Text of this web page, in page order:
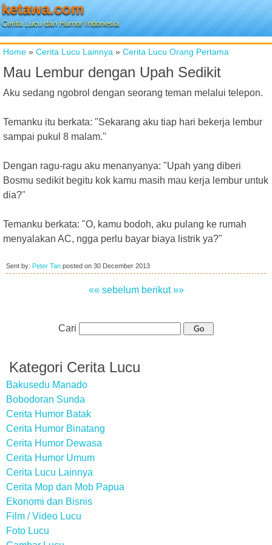
ketawa.com
Cerita Lucu dan Humor Indonesia
Home » Cerita Lucu Lainnya » Cerita Lucu Orang Pertama
Mau Lembur dengan Upah Sedikit
Aku sedang ngobrol dengan seorang teman melalui telepon.
Temanku itu berkata: "Sekarang aku tiap hari bekerja lembur
sampai pukul 8 malam."
Dengan ragu-ragu aku menanyanya: "Upah yang diberi
Bosmu sedikit begitu kok kamu masih mau kerja lembur untuk
dia?"
Temanku berkata: "O, kamu bodoh, aku pulang ke rumah
menyalakan AC, ngga perlu bayar biaya listrik ya?"
Sent by: Peter Tan posted on 30 December 2013
«« sebelum berikut »»
Cari
Kategori Cerita Lucu
Bakusedu Manado
Bobodoran Sunda
Cerita Humor Batak
Cerita Humor Binatang
Cerita Humor Dewasa
Cerita Humor Umum
Cerita Lucu Lainnya
Cerita Mop dan Mob Papua
Ekonomi dan Bisnis
Film / Video Lucu
Foto Lucu